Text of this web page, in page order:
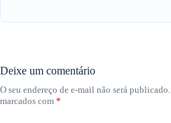
Deixe um comentário
O seu endereço de e-mail não será publicado.
marcados com *